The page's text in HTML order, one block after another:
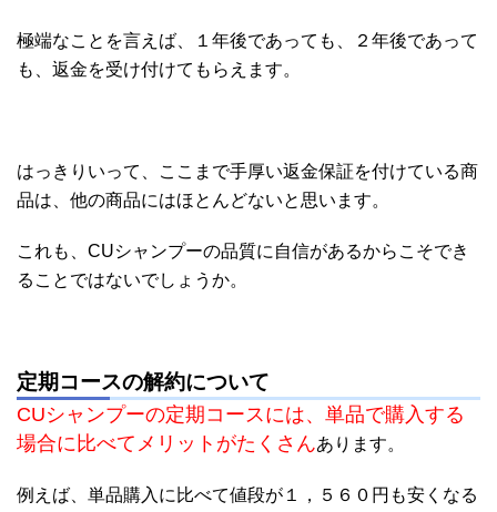
極端なことを言えば、１年後であっても、２年後であって
も、返金を受け付けてもらえます。
はっきりいって、ここまで手厚い返金保証を付けている商
品は、他の商品にはほとんどないと思います。
これも、CUシャンプーの品質に自信があるからこそでき
ることではないでしょうか。
定期コースの解約について
CUシャンプーの定期コースには、単品で購入する
場合に比べてメリットがたくさんあります。
例えば、単品購入に比べて値段が１，５６０円も安くなる